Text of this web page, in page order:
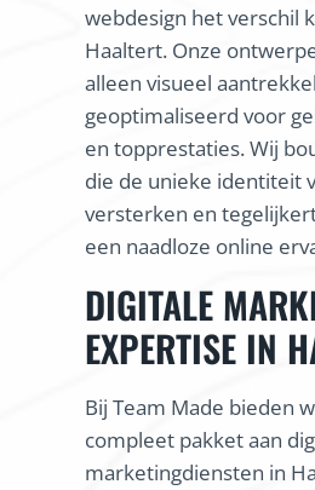
webdesign het verschil
Haaltert. Onze
alleen visueel
geoptimaliseerd voor
en topprestaties. Wij
die de unieke identiteit
versterken en
een naadloze online
DIGITALE
EXPERTISE IN
Bij Team Made bieden
compleet pakket aan
marketingdiensten in